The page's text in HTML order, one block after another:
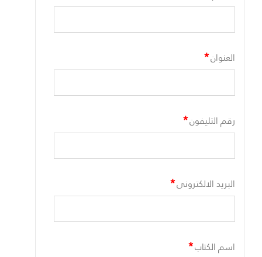
العنوان*
رقم التليفون*
البريد الالكترونى*
اسم الكتاب*